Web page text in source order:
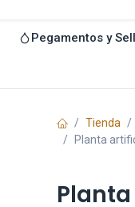
Pegamentos y
Tienda
Planta